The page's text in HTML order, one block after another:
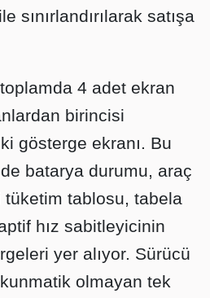
sınırlandırılarak satışa
4 adet ekran
birincisi
gösterge ekranı. Bu
batarya durumu, araç
tüketim tablosu, tabela
hız sabitleyicinin
yer alıyor. Sürücü
olmayan tek